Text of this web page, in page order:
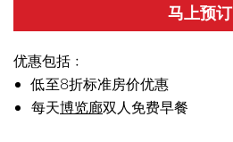
马上预订
优惠包括﹕
低至8折标准房价优惠
每天博览廊双人免费早餐